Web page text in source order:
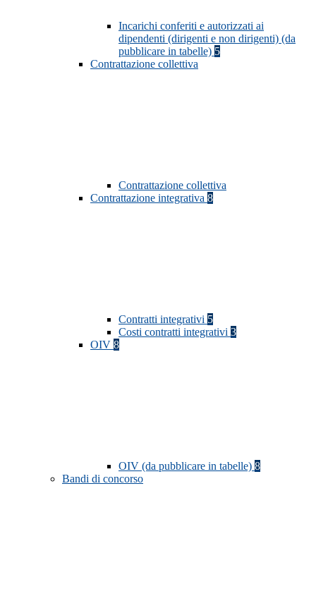
Incarichi conferiti e autorizzati ai
dipendenti (dirigenti e non dirigenti) (da
pubblicare in tabelle) 5
Contrattazione collettiva
Contrattazione collettiva
Contrattazione integrativa 8
Contratti integrativi 5
Costi contratti integrativi 3
OIV 8
OIV (da pubblicare in tabelle) 8
Bandi di concorso